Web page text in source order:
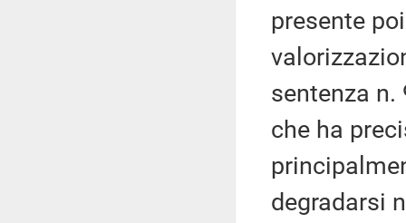
presente
sentenza
che ha
degradarsi